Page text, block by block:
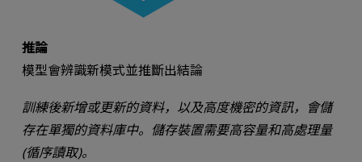
推論
模型會辨識新模式並推斷出結論
訓練後新增或更新的資料，以及高度機密的資訊，會儲
存在單獨的資料庫中。儲存裝置需要高容量和高處理量
(循序讀取)。